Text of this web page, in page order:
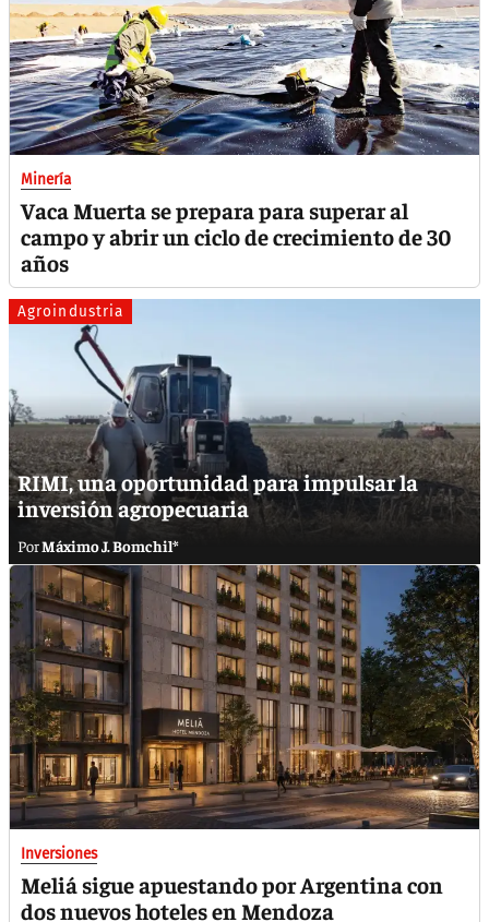
Minería
Vaca Muerta se prepara para superar al
campo y abrir un ciclo de crecimiento de 30
años
Agroindustria
RIMI, una oportunidad para impulsar la
inversión agropecuaria
Máximo J. Bomchil*
Inversiones
Meliá sigue apuestando por Argentina con
dos nuevos hoteles en Mendoza